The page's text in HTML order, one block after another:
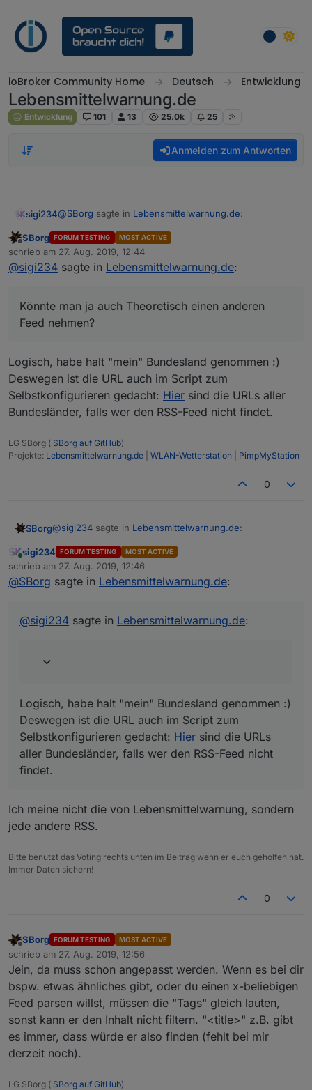
ioBroker Community Home Deutsch Entwicklung
Lebensmittelwarnung.de
Entwicklung 101 13 25.0k 25
Anmelden zum Antworten
sigi234@SBorg sagte in Lebensmittelwarnung.de:
@sigi234sagte in
Hast du wirklich das Ganze JS 1:1 kopiert? Dem
...und zu spät...
Geht...........
Edit:
Offline
SBorg FORUM TESTING MOST ACTIVE
schrieb am 27. Aug. 2019, 12:44
zuletzt editiert von
@sigi234 sagte in Lebensmittelwarnung.de:
Könnte man ja auch Theoretisch einen anderen
Feed nehmen?
Logisch, habe halt "mein" Bundesland genommen :)
Deswegen ist die URL auch im Script zum
Selbstkonfigurieren gedacht: Hier sind die URLs aller
Bundesländer, falls wer den RSS-Feed nicht findet.
LG SBorg ( SBorg auf GitHub)
Projekte: Lebensmittelwarnung.de WLAN-Wetterstation PimpMyStation
0
SBorg@sigi234 sagte in Lebensmittelwarnung.de:
Könnte man ja auch Theoretisch einen anderen
Feed nehmen?
Logisch, habe halt "mein" Bundesland genommen :)
Selbstkonfigurieren gedacht:Hiersind die URLs aller
Bundesländer, falls wer den RSS-Feed nicht findet.
Online
sigi234 FORUM TESTING MOST ACTIVE
schrieb am 27. Aug. 2019, 12:46
zuletzt editiert von
@SBorg sagte in Lebensmittelwarnung.de:
@sigi234 sagte in Lebensmittelwarnung.de:
Logisch, habe halt "mein" Bundesland genommen :)
Deswegen ist die URL auch im Script zum
Selbstkonfigurieren gedacht: Hier sind die URLs
aller Bundesländer, falls wer den RSS-Feed nicht
findet.
Ich meine nicht die von Lebensmittelwarnung, sondern
jede andere RSS.
Bitte benutzt das Voting rechts unten im Beitrag wenn er euch geholfen hat.
Immer Daten sichern!
0
Offline
SBorg FORUM TESTING MOST ACTIVE
schrieb am 27. Aug. 2019, 12:56
zuletzt editiert von
Jein, da muss schon angepasst werden. Wenn es bei dir
bspw. etwas ähnliches gibt, oder du einen x-beliebigen
Feed parsen willst, müssen die "Tags" gleich lauten,
sonst kann er den Inhalt nicht filtern. "<title>" z.B. gibt
es immer, dass würde er also finden (fehlt bei mir
derzeit noch).
LG SBorg ( SBorg auf GitHub)